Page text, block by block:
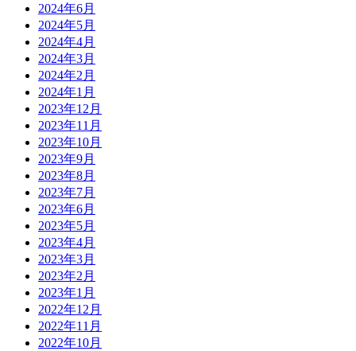
2024年6月
2024年5月
2024年4月
2024年3月
2024年2月
2024年1月
2023年12月
2023年11月
2023年10月
2023年9月
2023年8月
2023年7月
2023年6月
2023年5月
2023年4月
2023年3月
2023年2月
2023年1月
2022年12月
2022年11月
2022年10月